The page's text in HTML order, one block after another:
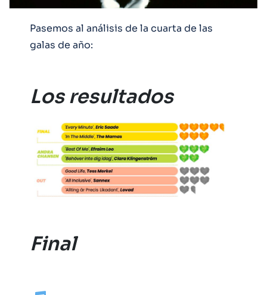
Pasemos al análisis de la cuarta de las
galas de año:
Los resultados
Final